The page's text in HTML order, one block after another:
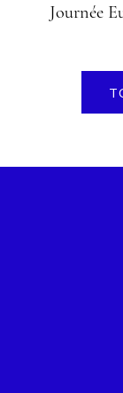
Journée